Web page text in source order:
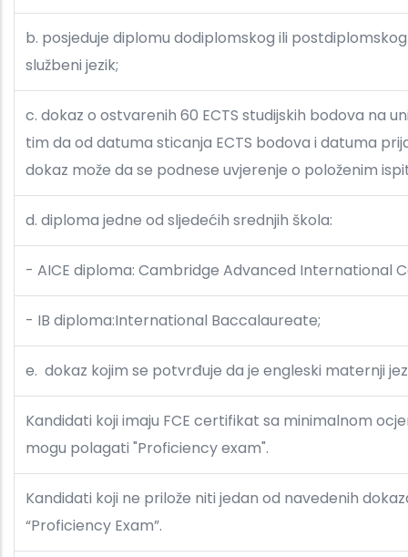
b. posjeduje diplomu dodiplomskog ili
službeni jezik;
c. dokaz o ostvarenih 60 ECTS studijskih bodova na
tim da od datuma sticanja ECTS bodova i datuma
dokaz može da se podnese uvjerenje o položenim
d. diploma jedne od sljedećih srednjih škola:
- AICE diploma: Cambridge Advanced International
- IB diploma:International Baccalaureate;
e. dokaz kojim se potvrđuje da je engleski maternji
Kandidati koji imaju FCE certifikat sa minimalnom
mogu polagati "Proficiency exam".
Kandidati koji ne prilože niti jedan od navedenih
“Proficiency Exam”.